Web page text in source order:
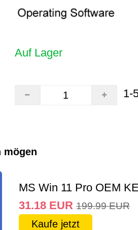
Auf Lager
1-
mögen
MS Win 11 Pro OEM
31.18 EUR 199.99 EUR
Kaufe jetzt